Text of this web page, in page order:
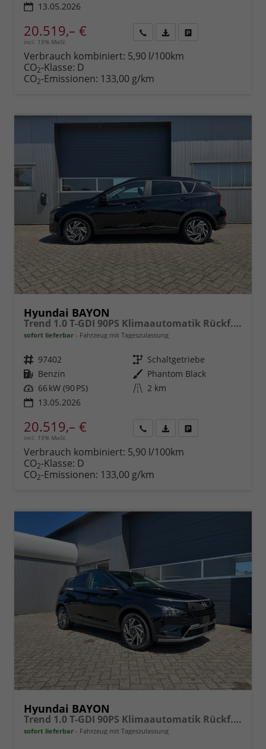
13.05.2026
20.519,– €
incl. 19% MwSt.
anfordern
Datei,
Verbrauch kombiniert: 5,90 l/100km
CO2-Klasse: D
CO2-Emissionen: 133,00 g/km
Hyundai BAYON
Trend 1.0 T-GDI 90PS Klimaautomatik Rückf.Kamera Parksensoren Sitzheizung Lenkradheizung Bluetooth Touchscreen Tempomat Apple CarPlay + Android Auto 16"LM
sofort lieferbar Fahrzeug mit Tageszulassung
Fahrzeugnr. 97402 Getriebe Schaltgetriebe
Kraftstoff Benzin Außenfarbe Phantom Black
Leistung 66 kW (90 PS) Kilometerstand 2 km
13.05.2026
20.519,– €
incl. 19% MwSt.
anfordern
Datei,
Verbrauch kombiniert: 5,90 l/100km
CO2-Klasse: D
CO2-Emissionen: 133,00 g/km
Hyundai BAYON
Trend 1.0 T-GDI 90PS Klimaautomatik Rückf.Kamera Parksensoren Sitzheizung Lenkradheizung Bluetooth Touchscreen Tempomat Apple CarPlay + Android Auto 16"LM
sofort lieferbar Fahrzeug mit Tageszulassung